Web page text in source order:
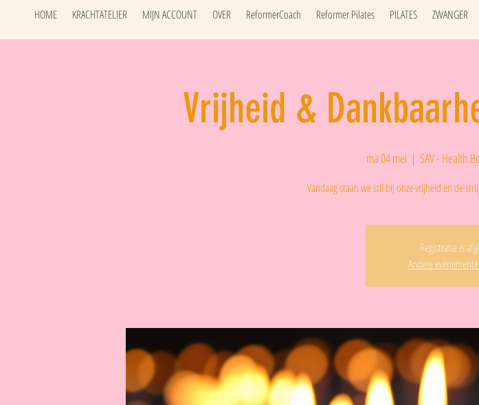
HOME KRACHTATELIER MIJN ACCOUNT OVER ReformerCoach Reformer Pilates PILATES ZWANGER
Vrijheid &
ma 04 mei
  |
SAV - Health
Vandaag staan we stil bij onze vrijheid en de
Registratie is
Andere